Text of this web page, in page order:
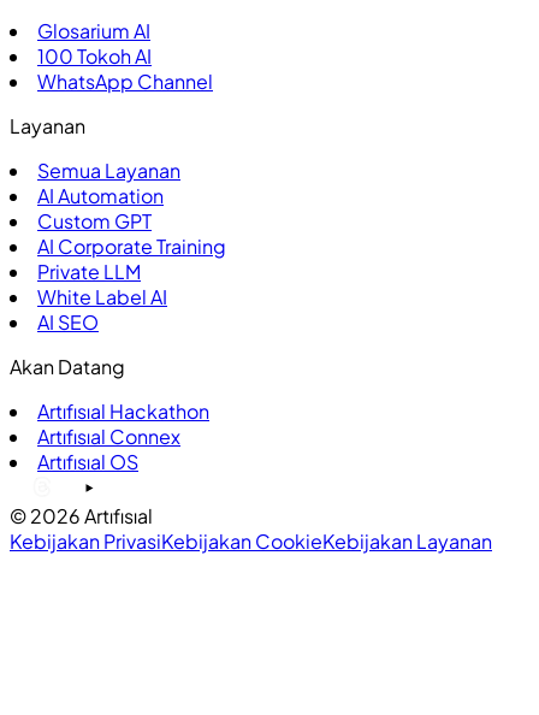
Glosarium AI
100Tokoh AI
WhatsApp Channel
Layanan
Semua Layanan
AI Automation
Custom GPT
AI Corporate Training
Private LLM
White Label AI
AI SEO
Akan Datang
Artıfısıal Hackathon
Artıfısıal Connex
Artıfısıal OS
©2026Artıfısıal
Kebijakan PrivasiKebijakan CookieKebijakan Layanan